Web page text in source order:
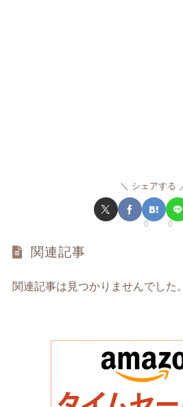
シェアする
0 0
関連記事
関連記事は見つかりませんでした。